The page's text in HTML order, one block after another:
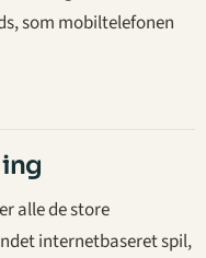
som mobiltelefonen
alle de store
internetbaseret spil,